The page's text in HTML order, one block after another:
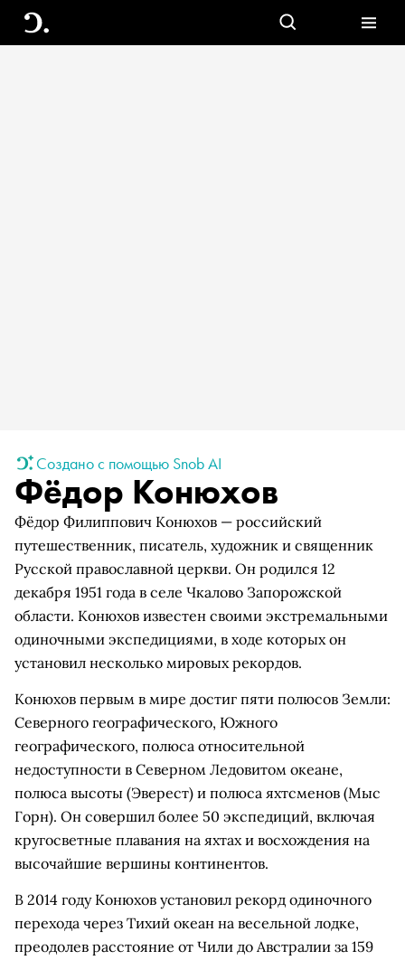
Создано с помощью Snob AI
Фёдор Конюхов
Фёдор Филиппович Конюхов — российский
путешественник, писатель, художник и священник
Русской православной церкви. Он родился 12
декабря 1951 года в селе Чкалово Запорожской
области. Конюхов известен своими экстремальными
одиночными экспедициями, в ходе которых он
установил несколько мировых рекордов.
Конюхов первым в мире достиг пяти полюсов Земли:
Северного географического, Южного
географического, полюса относительной
недоступности в Северном Ледовитом океане,
полюса высоты (Эверест) и полюса яхтсменов (Мыс
Горн). Он совершил более 50 экспедиций, включая
кругосветные плавания на яхтах и восхождения на
высочайшие вершины континентов.
В 2014 году Конюхов установил рекорд одиночного
перехода через Тихий океан на весельной лодке,
преодолев расстояние от Чили до Австралии за 159